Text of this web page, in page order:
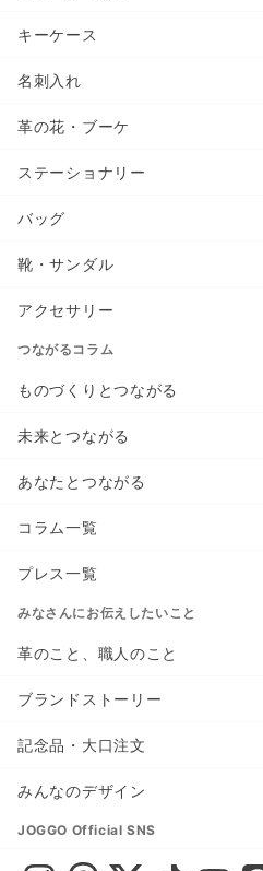
キーケース
名刺入れ
革の花・ブーケ
ステーショナリー
バッグ
靴・サンダル
アクセサリー
つながるコラム
ものづくりとつながる
未来とつながる
あなたとつながる
コラム一覧
プレス一覧
みなさんにお伝えしたいこと
革のこと、職人のこと
ブランドストーリー
記念品・大口注文
みんなのデザイン
JOGGO Official SNS